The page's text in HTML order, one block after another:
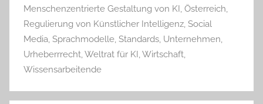
Menschenzentrierte Gestaltung von KI, Österreich,
Regulierung von Künstlicher Intelligenz, Social
Media, Sprachmodelle, Standards, Unternehmen,
Urheberrrecht,Weltrat für KI,Wirtschaft,
Wissensarbeitende